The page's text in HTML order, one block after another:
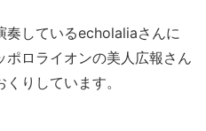
奏しているecholaliaさんに
ロライオンの美人広報さん
りしています。